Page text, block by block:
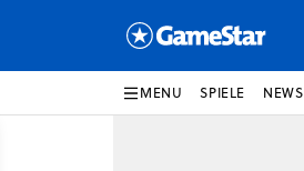
MENU SPIELE NEWS